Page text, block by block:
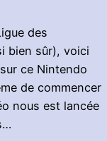
des
bien sûr), voici
ce Nintendo
de commencer
nous est lancée